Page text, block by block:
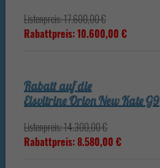
Listenpreis: 17.600,00 €
Rabattpreis: 10.600,00 €
Rabatt auf die
Eisvitrine Orion New Kate G9
Listenpreis: 14.300,00 €
Rabattpreis: 8.580,00 €